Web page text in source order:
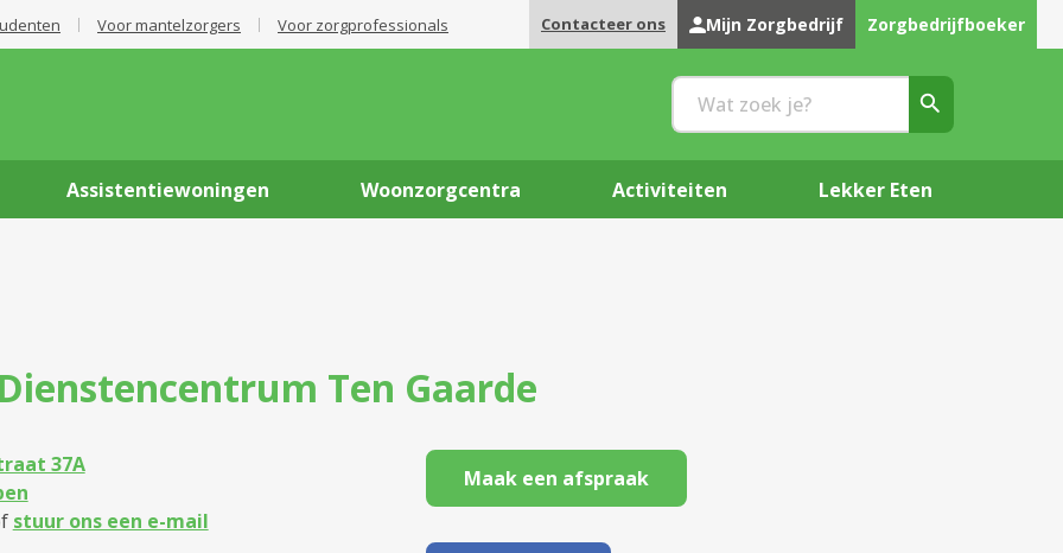
Voor mantelzorgers Voor zorgprofessionals Contacteer ons Mijn Zorgbedrijf Zorgbedrijfboeker
Assistentiewoningen Woonzorgcentra Activiteiten Lekker Eten
Dienstencentrum Ten Gaarde
37A
stuur ons een e-mail
Maak een afspraak